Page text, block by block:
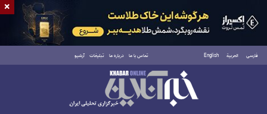
فارسی العربية English تماس با ما درباره ما تبلیغات آرشیو
پنجشنبه ۱۵ مرداد ۱۴۰۵
×